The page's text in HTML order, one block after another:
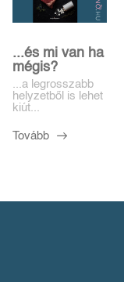
...és mi van ha
mégis?
...a legrosszabb
helyzetből is lehet
kiút...
Tovább